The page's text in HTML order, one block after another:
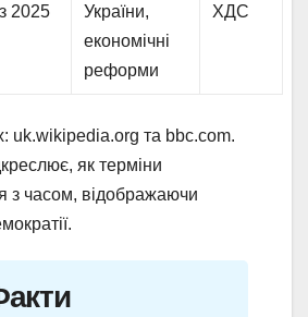
з 2025
України,
економічні
реформи
ХДС
uk.wikipedia.org та bbc.com.
як терміни
з часом, відображаючи